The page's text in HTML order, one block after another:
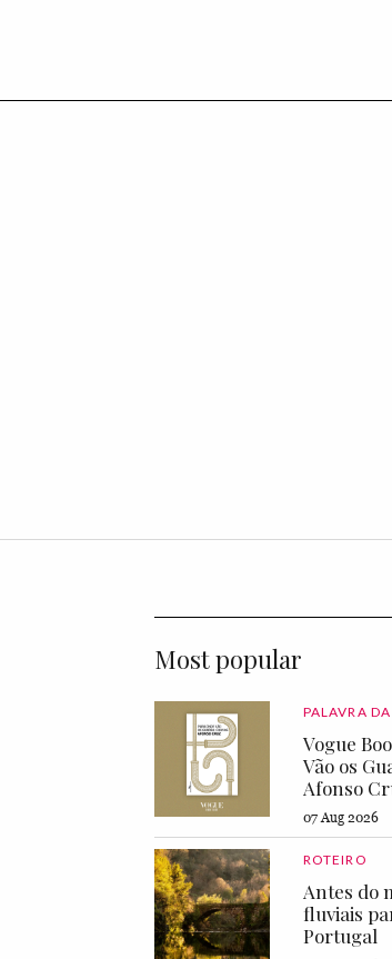
Most popular
PALAVRA
Vogue
Vão os
Afonso
07 Aug 2026
ROTEIRO
Antes do
fluviais
Portugal